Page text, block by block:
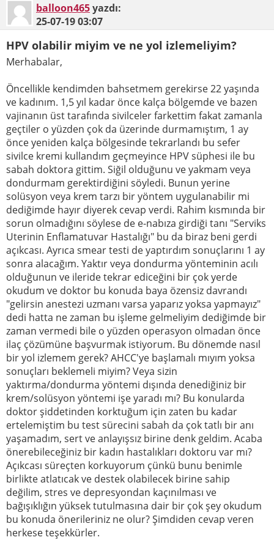
balloon465yazdı:
25-07-1903:07
HPV olabilir miyim ve ne yol izlemeliyim?
Merhabalar,
Öncellikle kendimden bahsetmem gerekirse 22 yaşında
ve kadınım. 1,5 yıl kadar önce kalça bölgemde ve bazen
vajinanın üst tarafında sivilceler farkettim fakat zamanla
geçtiler o yüzden çok da üzerinde durmamıştım, 1 ay
önce yeniden kalça bölgesinde tekrarlandı bu sefer
sivilce kremi kullandım geçmeyince HPV süphesi ile bu
sabah doktora gittim. Siğil olduğunu ve yakmam veya
dondurmam gerektirdiğini söyledi. Bunun yerine
solüsyon veya krem tarzı bir yöntem uygulanabilir mi
dediğimde hayır diyerek cevap verdi. Rahim kısmında bir
sorun olmadığını söylese de e-nabıza girdiği tanı "Serviks
Uterinin Enflamatuvar Hastalığı" bu da biraz beni gerdi
açıkcası. Ayrıca smear testi de yaptırdım sonuçlarını 1 ay
sonra alacağım. Yaktır veya dondurma yönteminin acılı
olduğunun ve ileride tekrar ediceğini bir çok yerde
okudum ve doktor bu konuda baya özensiz davrandı
"gelirsin anestezi uzmanı varsa yaparız yoksa yapmayız"
dedi hatta ne zaman bu işleme gelmeliyim dediğimde bir
zaman vermedi bile o yüzden operasyon olmadan önce
ilaç çözümüne başvurmak istiyorum. Bu dönemde nasıl
bir yol izlemem gerek? AHCC'ye başlamalı mıyım yoksa
sonuçları beklemeli miyim? Veya sizin
yaktırma/dondurma yöntemi dışında denediğiniz bir
krem/solüsyon yöntemi işe yaradı mı? Bu konularda
doktor şiddetinden korktuğum için zaten bu kadar
ertelemiştim bu test sürecini sabah da çok tatlı bir anı
yaşamadım, sert ve anlayışsız birine denk geldim. Acaba
önerebileceğiniz bir kadın hastalıkları doktoru var mı?
Açıkcası süreçten korkuyorum çünkü bunu benimle
birlikte atlatıcak ve destek olabilecek birine sahip
değilim, stres ve depresyondan kaçınılması ve
bağışıklığın yüksek tutulmasına dair bir çok şey okudum
bu konuda önerileriniz ne olur? Şimdiden cevap veren
herkese teşekkürler.